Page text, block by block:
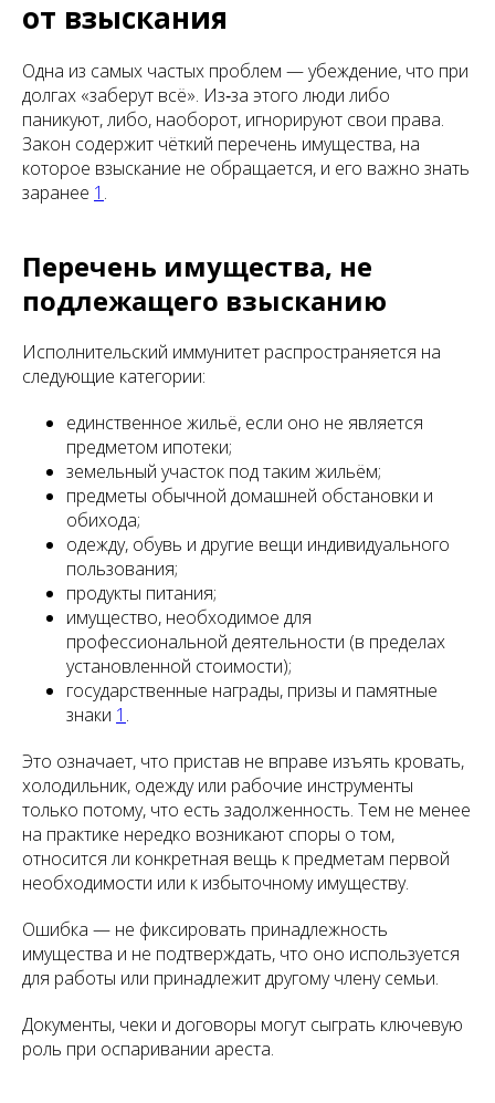
от взыскания
Одна из самых частых проблем — убеждение, что при
долгах «заберут всё». Из‑за этого люди либо
паникуют, либо, наоборот, игнорируют свои права.
Закон содержит чёткий перечень имущества, на
которое взыскание не обращается, и его важно знать
заранее 1 .
Перечень имущества, не
подлежащего взысканию
Исполнительский иммунитет распространяется на
следующие категории:
единственное жильё, если оно не является
предметом ипотеки;
земельный участок под таким жильём;
предметы обычной домашней обстановки и
обихода;
одежду, обувь и другие вещи индивидуального
пользования;
продукты питания;
имущество, необходимое для
профессиональной деятельности (в пределах
установленной стоимости);
государственные награды, призы и памятные
знаки 1 .
Это означает, что пристав не вправе изъять кровать,
холодильник, одежду или рабочие инструменты
только потому, что есть задолженность. Тем не менее
на практике нередко возникают споры о том,
относится ли конкретная вещь к предметам первой
необходимости или к избыточному имуществу.
Ошибка — не фиксировать принадлежность
имущества и не подтверждать, что оно используется
для работы или принадлежит другому члену семьи.
Документы, чеки и договоры могут сыграть ключевую
роль при оспаривании ареста.